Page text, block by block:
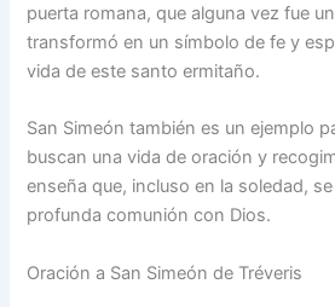
puerta romana, que alguna vez fue
transformó en un símbolo de fe y
vida de este santo ermitaño.
San Simeón también es un ejemplo
buscan una vida de oración y
enseña que, incluso en la soledad,
profunda comunión con Dios.
Oración a San Simeón de Tréveris